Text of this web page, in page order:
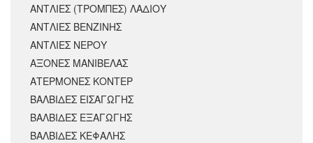
ΑΝΤΛΙΕΣ (ΤΡΟΜΠΕΣ) ΛΑΔΙΟΥ
ΑΝΤΛΙΕΣ ΒΕΝΖΙΝΗΣ
ΑΝΤΛΙΕΣ ΝΕΡΟΥ
ΑΞΟΝΕΣ ΜΑΝΙΒΕΛΑΣ
ΑΤΕΡΜΟΝΕΣ ΚΟΝΤΕΡ
ΒΑΛΒΙΔΕΣ ΕΙΣΑΓΩΓΗΣ
ΒΑΛΒΙΔΕΣ ΕΞΑΓΩΓΗΣ
ΒΑΛΒΙΔΕΣ ΚΕΦΑΛΗΣ